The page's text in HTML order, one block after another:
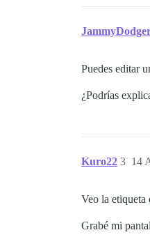
Puedes editar
¿Podrías
Kuro22 14
3
Veo la etiqueta
Grabé mi